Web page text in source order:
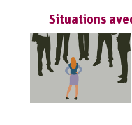
Situations